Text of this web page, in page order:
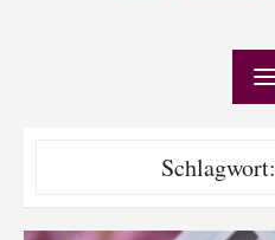
Schlagwort: